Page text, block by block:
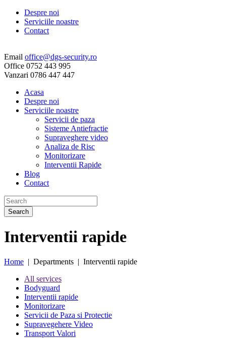
Despre noi
Serviciile noastre
Contact
Email office@dgs-security.ro
Office 0752 443 995
Vanzari 0786 447 447
Acasa
Despre noi
Serviciile noastre
Servicii de paza
Sisteme Antiefractie
Supraveghere video
Analiza de Risc
Monitorizare
Interventii Rapide
Blog
Contact
Search
Interventii rapide
Home | Departments | Interventii rapide
All services
Bodyguard
Interventii rapide
Monitorizare
Servicii de Paza si Protectie
Supravegehere Video
Transport Valori